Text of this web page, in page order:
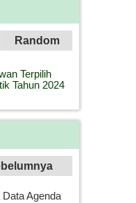
Random
Terpilih
Tahun 2024
Agenda